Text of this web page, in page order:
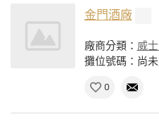
金門酒廠
廠商分類： 威
攤位號碼：尚
0